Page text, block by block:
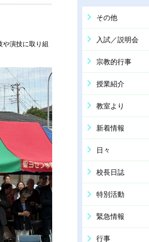
や演技に取り組
その他
入試／説明会
宗教的行事
授業紹介
教室より
新着情報
日々
校長日誌
特別活動
緊急情報
行事